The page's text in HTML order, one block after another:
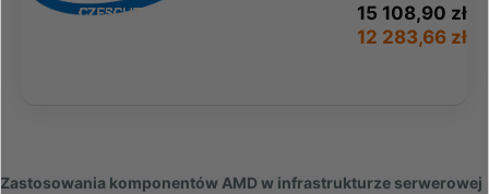
15 108,90 zł
12 283,66 zł
Zastosowania komponentów AMD w infrastrukturze serwerowej